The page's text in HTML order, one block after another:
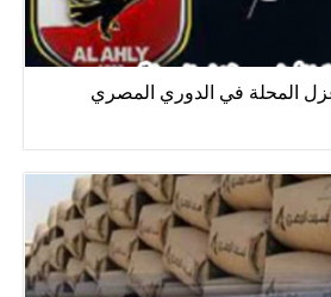
المحلة في الدوري المصري